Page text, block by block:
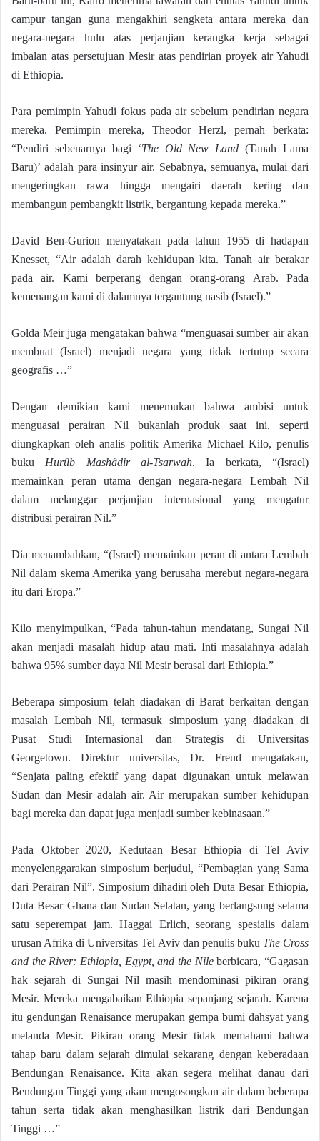
campur tangan guna mengakhiri sengketa antara mereka dan
negara-negara hulu atas perjanjian kerangka kerja sebagai
imbalan atas persetujuan Mesir atas pendirian proyek air Yahudi
di Ethiopia.
Para pemimpin Yahudi fokus pada air sebelum pendirian negara
mereka. Pemimpin mereka, Theodor Herzl, pernah berkata:
“Pendiri sebenarnya bagi ‘The Old New Land(Tanah Lama
Baru)’ adalah para insinyur air. Sebabnya, semuanya, mulai dari
mengeringkan rawa hingga mengairi daerah kering dan
membangun pembangkit listrik, bergantung kepada mereka.”
David Ben-Gurion menyatakan pada tahun 1955 di hadapan
Knesset, “Air adalah darah kehidupan kita. Tanah air berakar
pada air. Kami berperang dengan orang-orang Arab. Pada
kemenangan kami di dalamnya tergantung nasib (Israel).”
Golda Meir juga mengatakan bahwa “menguasai sumber air akan
membuat (Israel) menjadi negara yang tidak tertutup secara
geografis …”
Dengan demikian kami menemukan bahwa ambisi untuk
menguasai perairan Nil bukanlah produk saat ini, seperti
diungkapkan oleh analis politik Amerika Michael Kilo, penulis
buku Hurûb Mashâdir al-Tsarwah. Ia berkata, “(Israel)
memainkan peran utama dengan negara-negara Lembah Nil
dalam melanggar perjanjian internasional yang mengatur
distribusi perairan Nil.”
Dia menambahkan, “(Israel) memainkan peran di antara Lembah
Nil dalam skema Amerika yang berusaha merebut negara-negara
itu dari Eropa.”
Kilo menyimpulkan, “Pada tahun-tahun mendatang, Sungai Nil
akan menjadi masalah hidup atau mati. Inti masalahnya adalah
bahwa 95% sumber daya Nil Mesir berasal dari Ethiopia.”
Beberapa simposium telah diadakan di Barat berkaitan dengan
masalah Lembah Nil, termasuk simposium yang diadakan di
Pusat Studi Internasional dan Strategis di Universitas
Georgetown. Direktur universitas, Dr. Freud mengatakan,
“Senjata paling efektif yang dapat digunakan untuk melawan
Sudan dan Mesir adalah air. Air merupakan sumber kehidupan
bagi mereka dan dapat juga menjadi sumber kebinasaan.”
Pada Oktober 2020, Kedutaan Besar Ethiopia di Tel Aviv
menyelenggarakan simposium berjudul, “Pembagian yang Sama
dari Perairan Nil”. Simposium dihadiri oleh Duta Besar Ethiopia,
Duta Besar Ghana dan Sudan Selatan, yang berlangsung selama
satu seperempat jam. Haggai Erlich, seorang spesialis dalam
urusan Afrika di Universitas Tel Aviv dan penulis buku The Cross
and the River: Ethiopia, Egypt, and the Nileberbicara, “Gagasan
hak sejarah di Sungai Nil masih mendominasi pikiran orang
Mesir. Mereka mengabaikan Ethiopia sepanjang sejarah. Karena
itu gendungan Renaisance merupakan gempa bumi dahsyat yang
melanda Mesir. Pikiran orang Mesir tidak memahami bahwa
tahap baru dalam sejarah dimulai sekarang dengan keberadaan
Bendungan Renaisance. Kita akan segera melihat danau dari
Bendungan Tinggi yang akan mengosongkan air dalam beberapa
tahun serta tidak akan menghasilkan listrik dari Bendungan
Tinggi …”